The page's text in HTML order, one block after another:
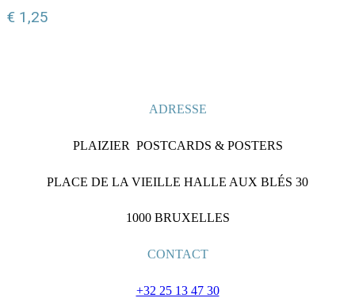
€ 1,25
ADRESSE
PLAIZIER POSTCARDS & POSTERS
PLACE DE LA VIEILLE HALLE AUX BLÉS 30
1000 BRUXELLES
CONTACT
+32 25 13 47 30